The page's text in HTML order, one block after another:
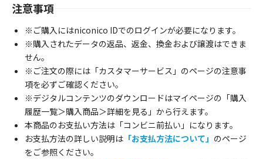
注意事項
※ご購入にはniconico IDでのログインが必要になります。
※購入されたデータの返品、返金、換金および譲渡はできま
せん。
※ご注文の際には「カスタマーサービス」のページの注意事
項を必ずご確認ください。
※デジタルコンテンツのダウンロードはマイページの「購入
履歴一覧＞購入商品＞詳細を見る」から行えます。
本商品のお支払い方法は「コンビニ前払い」になります。
お支払方法の詳しい説明は 「お支払方法について」 のページ
をご参照ください。